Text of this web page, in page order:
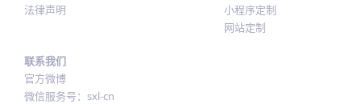
法律声明
小程序定制
网站定制
联系我们
官方微博
微信服务号：sxl-cn